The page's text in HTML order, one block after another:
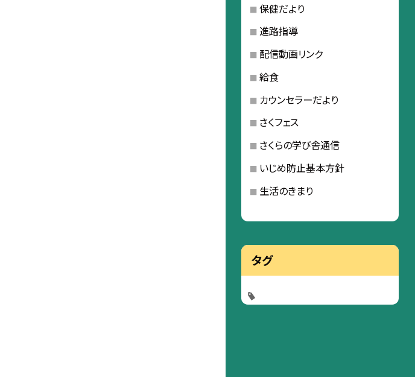
保健だより
進路指導
配信動画リンク
給食
カウンセラーだより
さくフェス
さくらの学び舎通信
いじめ防止基本方針
生活のきまり
タグ